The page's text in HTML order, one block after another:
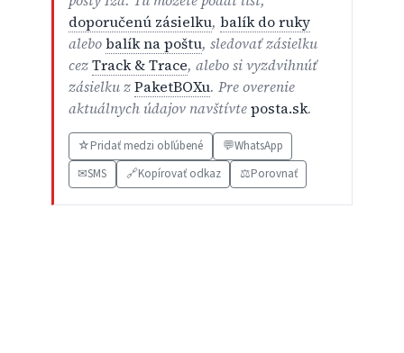
doporučenú zásielku, balík do ruky
alebobalík na poštu, sledovať zásielku
cezTrack & Trace, alebo si vyzdvihnúť
zásielku zPaketBOXu. Pre overenie
aktuálnych údajov navštívteposta.sk.
☆Pridať medzi obľúbené 💬WhatsApp
✉SMS 🔗Kopírovať odkaz ⚖️Porovnať